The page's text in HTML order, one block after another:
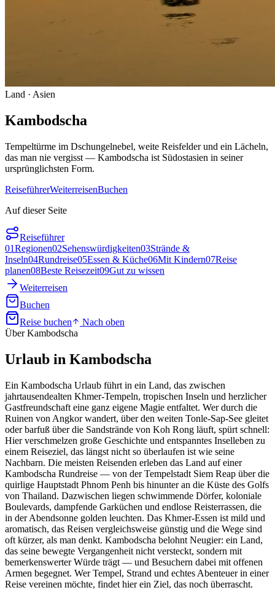
Land · Asien
Kambodscha
Tempeltürme im Dschungelnebel, weite Reisfelder und ein Lächeln,
das man nie vergisst — Kambodscha ist Südostasien in seiner
ursprünglichsten Form.
ReiseführerWeiterreisenBuchen
Auf dieser Seite
Reiseführer
01Regionen02Sehenswürdigkeiten03Strände &
Inseln04Rundreise05Essen & Küche06Mit Kindern07Reise
planen08Beste Reisezeit09Gut zu wissen
Weiterreisen
Buchen
Reise buchen
Nach oben
Über Kambodscha
Urlaub in Kambodscha
Ein Kambodscha Urlaub führt in ein Land, das zwischen
jahrtausendealten Khmer-Tempeln, tropischen Inseln und herzlicher
Gastfreundschaft eine ganz eigene Magie entfaltet. Wer durch die
Ruinen von Angkor wandert, über den weiten Tonle-Sap-See gleitet
oder barfuß über die Sandstrände von Koh Rong läuft, spürt schnell:
Hier verschmelzen große Geschichte und entspanntes Inselleben zu
einem Reiseziel, das längst nicht so überlaufen ist wie seine
Nachbarn. Die meisten Reisenden erleben das Land auf einer
Kambodscha Rundreise — von der Tempelstadt Siem Reap über die
quirlige Hauptstadt Phnom Penh bis hinunter an die Küste des Golfs
von Thailand. Dazwischen liegen schwimmende Dörfer, koloniale
Boulevards, dampfende Garküchen und endlose Reisterrassen, die
in der Abendsonne golden leuchten. Das Khmer-Essen ist mild und
aromatisch, das Reisen vergleichsweise günstig und die Wege sind
oft kürzer, als man denkt. Kambodscha belohnt Neugier: ein Land,
das seine bewegte Vergangenheit nicht versteckt, sondern mit
bemerkenswerter Würde trägt — und Besuchern dabei mit offenen
Armen begegnet. Wer Tempel, Strand und echtes Abenteuer in einer
Reise vereinen möchte, findet hier ein Ziel, das noch überrascht.